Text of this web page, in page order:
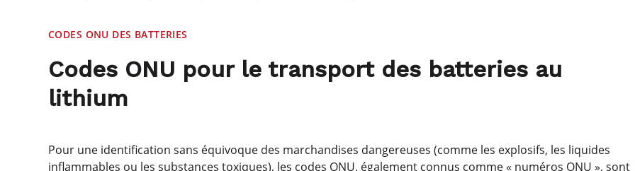
CODES ONU DES BATTERIES
Codes ONU pour le transport des batteries au
lithium
Pour une identification sans équivoque des marchandises dangereuses (comme les explosifs, les liquides
inflammables ou les substances toxiques), les codes ONU, également connus comme « numéros ONU », sont